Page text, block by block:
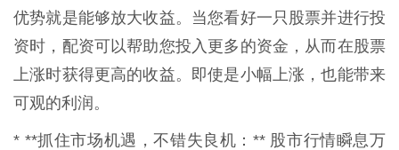
优势就是能够放大收益。当您看好一只股票并进行投
资时，配资可以帮助您投入更多的资金，从而在股票
上涨时获得更高的收益。即使是小幅上涨，也能带来
可观的利润。
* **抓住市场机遇，不错失良机：** 股市行情瞬息万